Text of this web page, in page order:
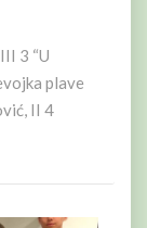
3 “U
plave
II 4